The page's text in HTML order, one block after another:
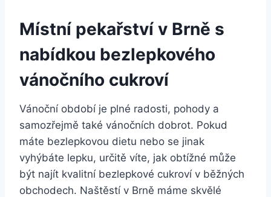
Místní pekařství v Brně s
nabídkou bezlepkového
vánočního cukroví
Vánoční období je plné radosti, pohody a
samozřejmě také vánočních dobrot. Pokud
máte bezlepkovou dietu nebo se jinak
vyhýbáte lepku, určitě víte, jak obtížné může
být najít kvalitní bezlepkové cukroví v běžných
obchodech. Naštěstí v Brně máme skvělé